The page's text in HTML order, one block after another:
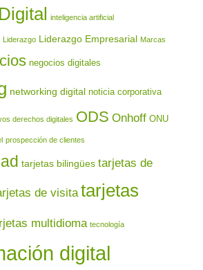
inteligencia artificial
Liderazgo Liderazgo Empresarial Marcas
negocios digitales
networking digital noticia corporativa
derechos digitales ODS Onhoff ONU
prospección de clientes
tarjetas bilingües tarjetas de
de visita tarjetas
multidioma tecnología
digital